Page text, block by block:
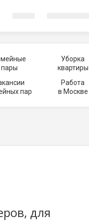
пары
Уборка
квартиры
пар
Работа
в Москве
для